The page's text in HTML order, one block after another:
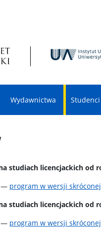
Wydawnictwa Studenci
studiach licencjackich od
— program w wersji skróconej
studiach licencjackich od
— program w wersji skróconej